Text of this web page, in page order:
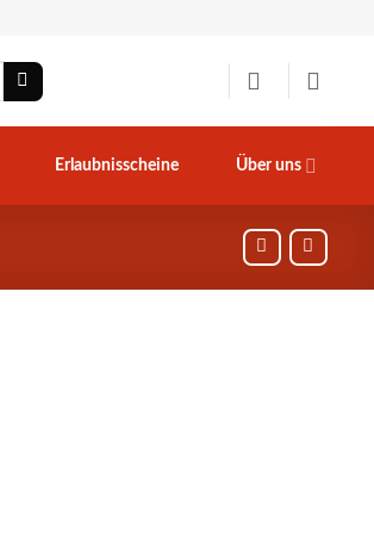
Erlaubnisscheine Über uns